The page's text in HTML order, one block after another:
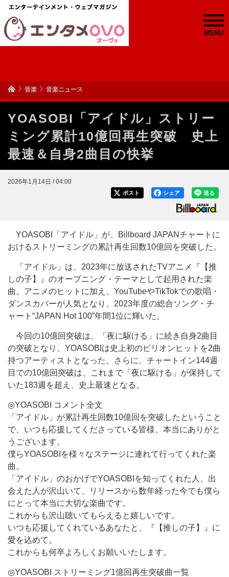
MENU
音楽 音楽ニュース
YOASOBI「アイドル」ストリー
ミング累計10億回再生突破 史上
最速＆自身2曲目の快挙
2026年1月14日 / 04:00
送る
シェア
ポスト
YOASOBI「アイドル」が、Billboard JAPANチャートに
おけるストリーミングの累計再生回数10億回を突破した。
「アイドル」は、2023年に放送されたTVアニメ『【推
しの子】』のオープニング・テーマとして起用された楽
曲。アニメのヒットに加え、YouTubeやTikTokでの歌唱・
ダンスカバーが人気となり、2023年度の総合ソング・チ
ャート“JAPAN Hot 100”年間1位に輝いた。
今回の10億回突破は、「夜に駆ける」に続き自身2曲目
の突破となり、YOASOBIは史上初のビリオンヒットを2曲
持つアーティストとなった。さらに、チャートイン144週
目での10億回突破は、これまで「夜に駆ける」が保持して
いた183週を超え、史上最速となる。
◎YOASOBI コメント全文
「アイドル」が累計再生回数10億回を突破したということ
で、いつも応援してくださっている皆様、本当にありがと
うございます。
僕らYOASOBIを様々なステージに連れて行ってくれた楽
曲。
「アイドル」のおかげでYOASOBIを知ってくれた人、出
会えた人が沢山いて、リリースから数年経った今でも僕ら
にとって本当に大切な楽曲です。
これからも沢山聴いてもらえると嬉しいです。
いつも応援してくれているあなたと、『【推しの子】』に
愛を込めて。
これからも何卒よろしくお願いいたします。
◎YOASOBI ストリーミング1億回再生突破曲一覧